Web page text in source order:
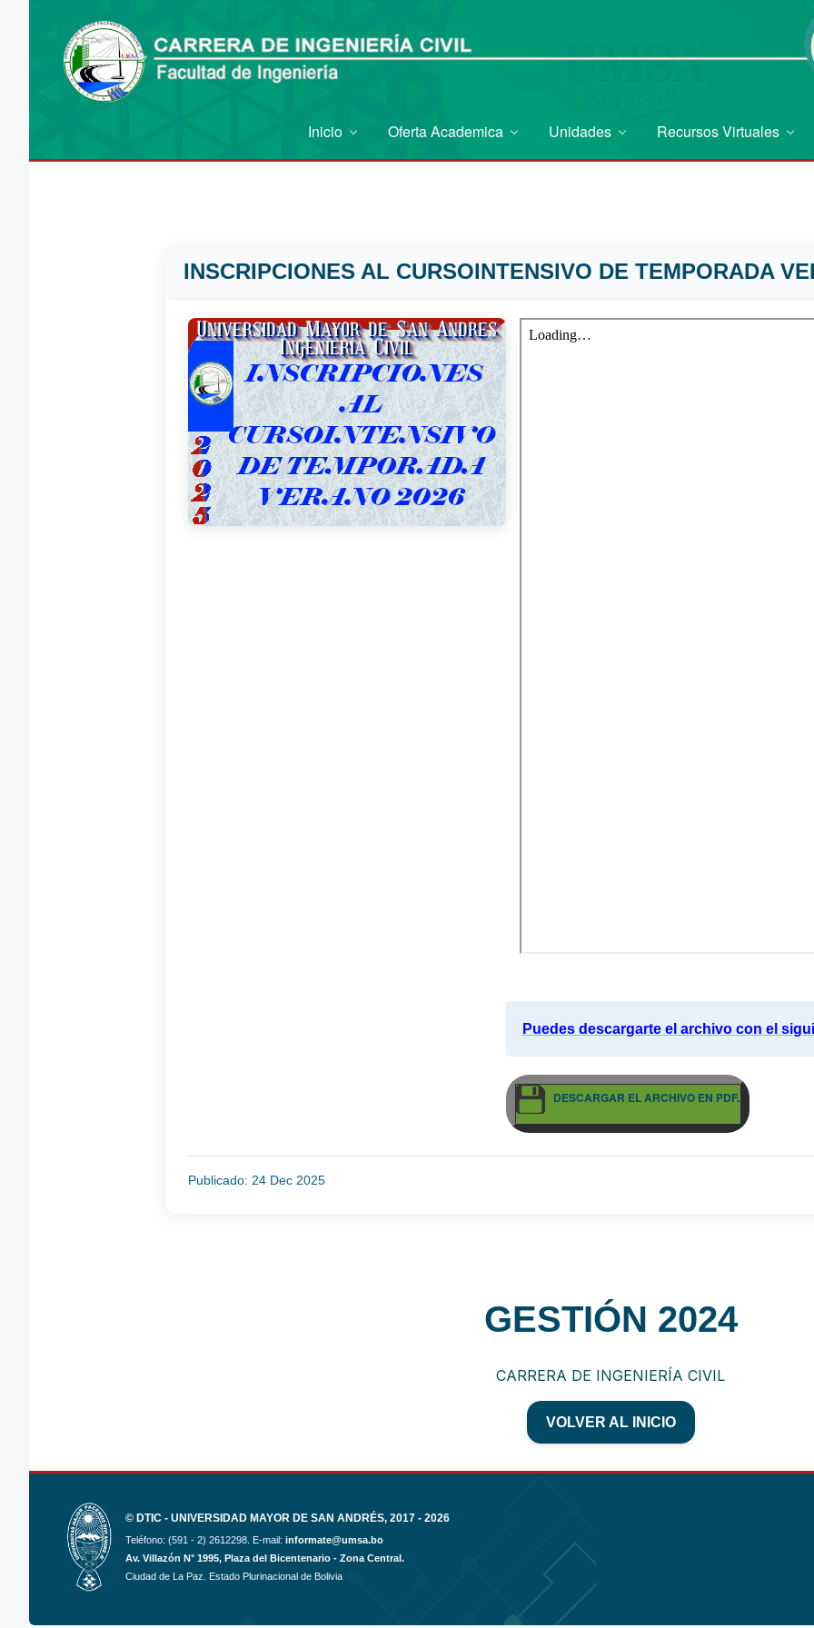
Inicio Oferta Academica Unidades Recursos Virtuales
INSCRIPCIONES AL CURSOINTENSIVO DE TEMPORADA
Puedes descargarte el archivo con el
DESCARGAR EL ARCHIVO EN PDF.
Publicado: 24 Dec 2025
GESTIÓN 2024
CARRERA DE INGENIERÍA CIVIL
VOLVER AL INICIO
© DTIC - UNIVERSIDAD MAYOR DE SAN ANDRÉS, 2017 - 2026
Teléfono: (591 - 2) 2612298. E-mail: informate@umsa.bo
Av. Villazón N° 1995, Plaza del Bicentenario - Zona Central.
Ciudad de La Paz. Estado Plurinacional de Bolivia